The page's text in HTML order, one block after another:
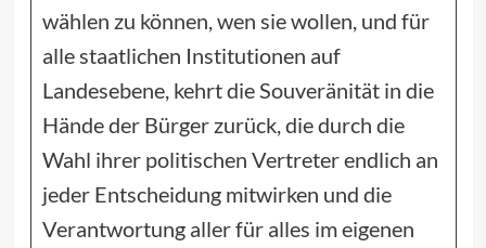
wählen zu können, wen sie wollen, und für
alle staatlichen Institutionen auf
Landesebene, kehrt die Souveränität in die
Hände der Bürger zurück, die durch die
Wahl ihrer politischen Vertreter endlich an
jeder Entscheidung mitwirken und die
Verantwortung aller für alles im eigenen